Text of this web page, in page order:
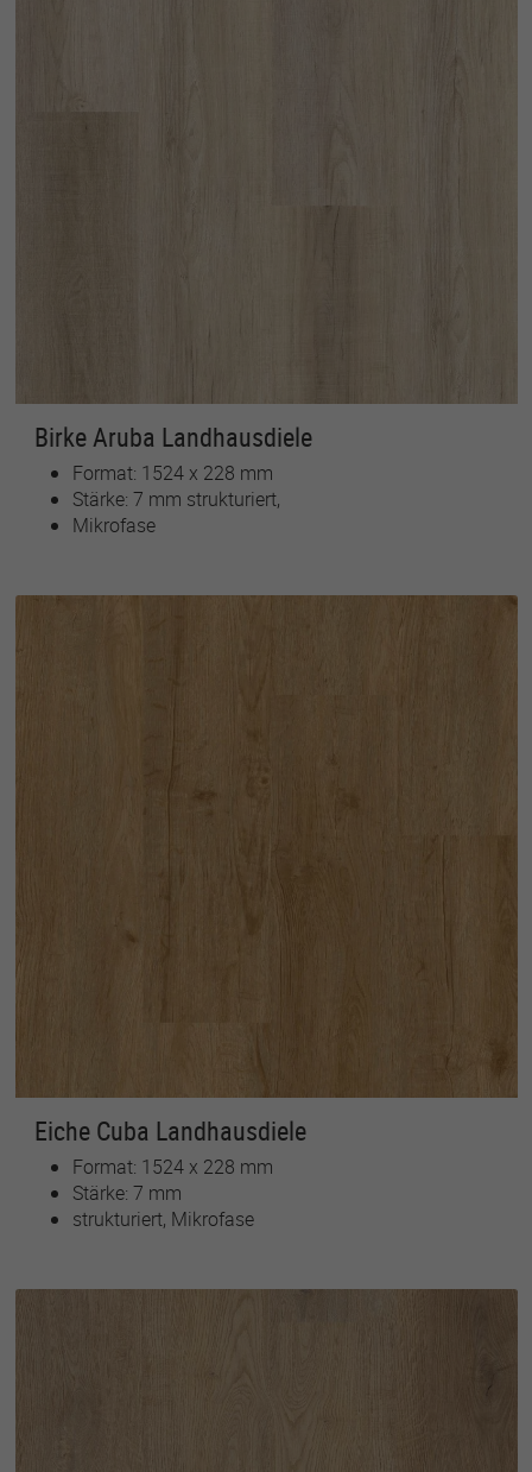
Birke Aruba Landhausdiele
Format: 1524 x 228 mm
Stärke: 7 mm strukturiert,
Mikrofase
Eiche Cuba Landhausdiele
Format: 1524 x 228 mm
Stärke: 7 mm
strukturiert, Mikrofase